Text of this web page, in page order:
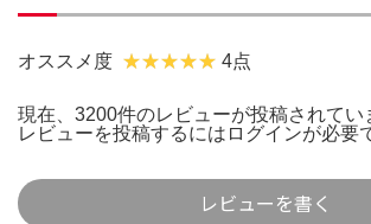
オススメ度 4点
現在、3200件のレビューが投稿されてい
レビューを投稿するには ログインが必要
レビューを書く